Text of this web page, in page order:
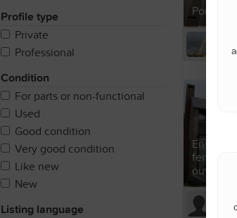
Profile type
Private
Professional
Condition
For parts or non-functional
Used
Good condition
Very good condition
Like new
New
Listing language
Porte
fenêtres
ouvrant